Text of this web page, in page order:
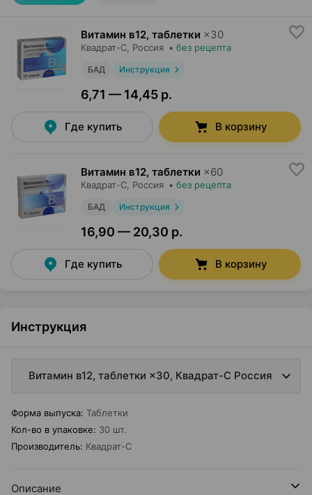
Витамин в12, таблетки ×30
Квадрат-С , Россия • без рецепта
БАД Инструкция
6,71 — 14,45 р.
Где купить В корзину
Витамин в12, таблетки ×60
Квадрат-С , Россия • без рецепта
БАД Инструкция
16,90 — 20,30 р.
Где купить В корзину
Инструкция
Витамин в12, таблетки ×30, Квадрат-С Россия
Форма выпуска: Таблетки
Кол-во в упаковке: 30 шт.
Производитель: Квадрат-С
Описание